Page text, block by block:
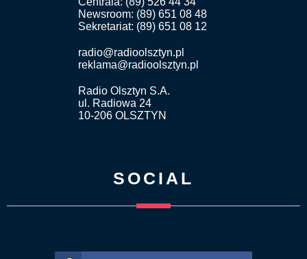
Newsroom: (89) 651 08 48
Sekretariat: (89) 651 08 12
radio@radioolsztyn.pl
reklama@radioolsztyn.pl
Radio Olsztyn S.A.
ul. Radiowa 24
10-206 OLSZTYN
SOCIAL